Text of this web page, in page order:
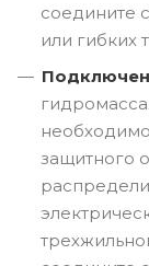
соедините
или гибких
защитного